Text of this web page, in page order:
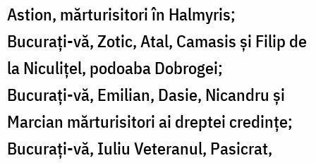
Astion, mărturisitori în Halmyris;
Bucuraţi-vă, Zotic, Atal, Camasis şi Filip de
la Niculiţel, podoaba Dobrogei;
Bucuraţi-vă, Emilian, Dasie, Nicandru şi
Marcian mărturisitori ai dreptei credinţe;
Bucuraţi-vă, Iuliu Veteranul, Pasicrat,